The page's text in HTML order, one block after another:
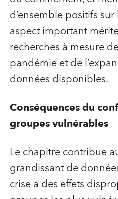
d’ensemble positifs sur
aspect important
recherches à mesure
pandémie et de
données disponibles.
Conséquences du
groupes vulnérables
Le chapitre contribue
grandissant de
crise a des effets